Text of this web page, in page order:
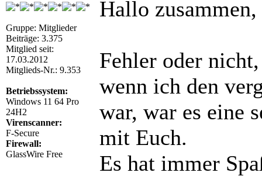
Gruppe: Mitglieder
Beiträge: 3.375
Mitglied seit:
17.03.2012
Mitglieds-Nr.: 9.353
Betriebssystem:
Windows 11 64 Pro
24H2
Virenscanner:
F-Secure
Firewall:
GlassWire Free
Hallo zusammen,
Fehler oder
wenn ich den
war, war es eine
mit Euch.
Es hat immer